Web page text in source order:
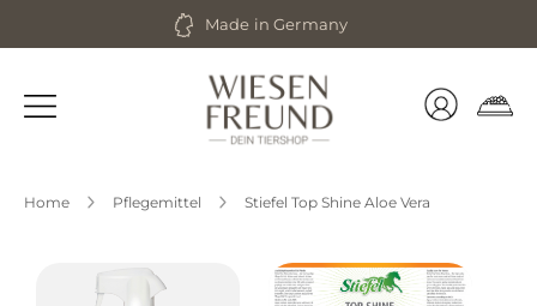
Made in Germany
Home Pflegemittel Stiefel Top Shine Aloe Vera